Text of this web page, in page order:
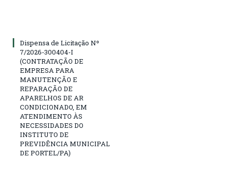
Dispensa de Licitação Nº
7/2026-300404-I
(CONTRATAÇÃO DE
EMPRESA PARA
MANUTENÇÃO E
REPARAÇÃO DE
APARELHOS DE AR
CONDICIONADO, EM
ATENDIMENTO ÀS
NECESSIDADES DO
INSTITUTO DE
PREVIDÊNCIA MUNICIPAL
DE PORTEL/PA)